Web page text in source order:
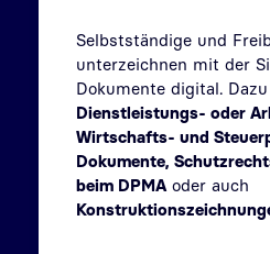
Selbstständige und
unterzeichnen mit der
Dokumente digital.
Dienstleistungs- oder
Wirtschafts- und
Dokumente,
beim DPMA oder auch